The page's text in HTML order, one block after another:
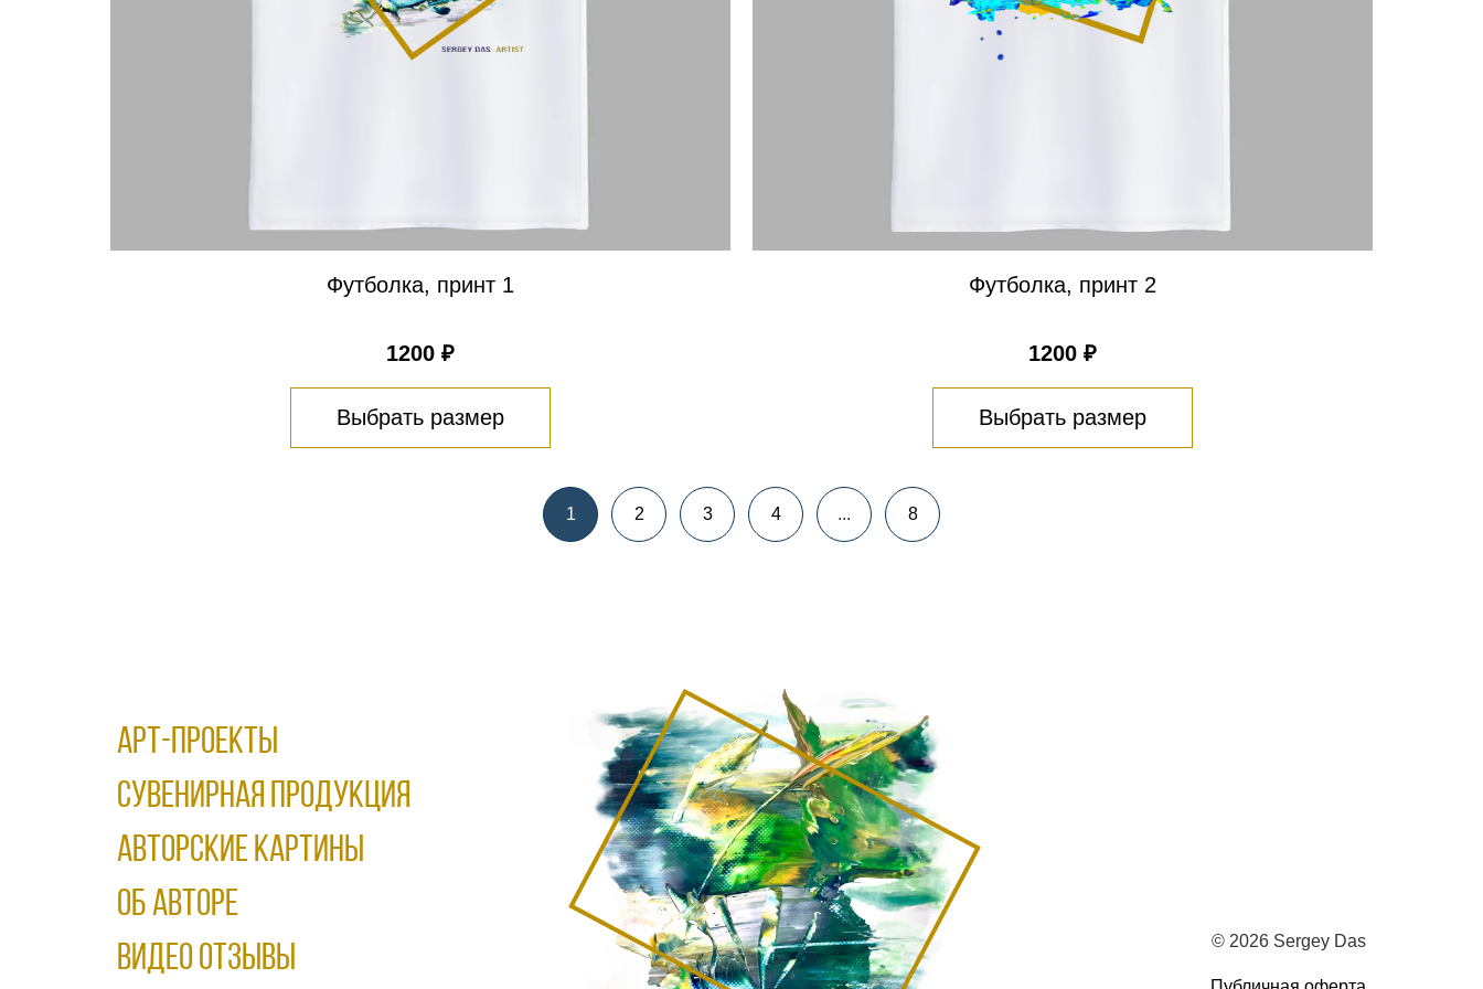
Футболка, принт 1
1200 ₽
Выбрать размер
Футболка, принт 2
1200 ₽
Выбрать размер
1 2 3 4 ... 8
АРТ-ПРОЕКТЫ
Сувенирная продукция
АВТОРСКИЕ КАРТИНЫ
ОБ АВТОРЕ
ВИДЕО ОТЗЫВЫ
© 2026 Sergey Das